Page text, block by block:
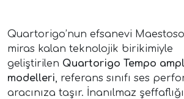
Quartorigo’nun efsanevi
miras kalan teknolojik birikimiyle
geliştirilen Quartorigo Tempo
modelleri, referans sınıfı ses
aracınıza taşır. İnanılmaz